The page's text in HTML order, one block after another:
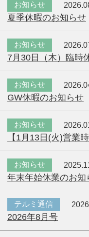
お知らせ
夏季休暇のお知らせ
お知らせ
7月30日（木）臨時
お知らせ
GW休暇のお知らせ
お知らせ
【1月13日(火)営業
お知らせ
年末年始休業のお知
テルミ通信
2026年8月号